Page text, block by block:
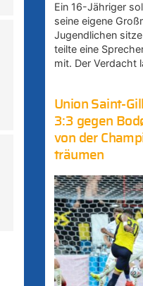
Ein 16-Jähriger
seine eigene
Jugendlichen
teilte eine
mit. Der Verdacht
Union Saint-
3:3 gegen
von der
träumen